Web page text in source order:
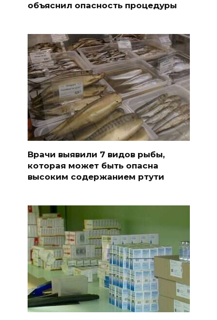
объяснил опасность процедуры
Врачи выявили 7 видов рыбы,
которая может быть опасна
высоким содержанием ртути